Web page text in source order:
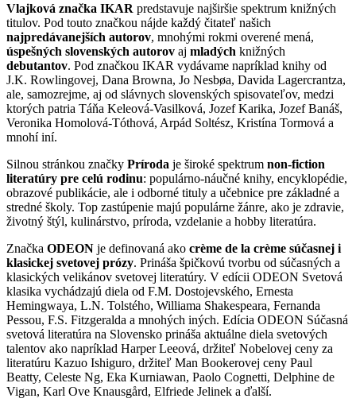
Vlajková značka IKAR predstavuje najširšie spektrum knižných
titulov. Pod touto značkou nájde každý čitateľ našich
najpredávanejších autorov, mnohými rokmi overené mená,
úspešných slovenských autorov aj mladých knižných
debutantov. Pod značkou IKAR vydávame napríklad knihy od
J.K. Rowlingovej, Dana Browna, Jo Nesbøa, Davida Lagercrantza,
ale, samozrejme, aj od slávnych slovenských spisovateľov, medzi
ktorých patria Táňa Keleová-Vasilková, Jozef Karika, Jozef Banáš,
Veronika Homolová-Tóthová, Arpád Soltész, Kristína Tormová a
mnohí iní.
Silnou stránkou značky Príroda je široké spektrum non-fiction
literatúry pre celú rodinu: populárno-náučné knihy, encyklopédie,
obrazové publikácie, ale i odborné tituly a učebnice pre základné a
stredné školy. Top zastúpenie majú populárne žánre, ako je zdravie,
životný štýl, kulinárstvo, príroda, vzdelanie a hobby literatúra.
Značka ODEON je definovaná ako crème de la crème súčasnej i
klasickej svetovej prózy. Prináša špičkovú tvorbu od súčasných a
klasických velikánov svetovej literatúry. V edícii ODEON Svetová
klasika vychádzajú diela od F.M. Dostojevského, Ernesta
Hemingwaya, L.N. Tolstého, Williama Shakespeara, Fernanda
Pessou, F.S. Fitzgeralda a mnohých iných. Edícia ODEON Súčasná
svetová literatúra na Slovensko prináša aktuálne diela svetových
talentov ako napríklad Harper Leeová, držiteľ Nobelovej ceny za
literatúru Kazuo Ishiguro, držiteľ Man Bookerovej ceny Paul
Beatty, Celeste Ng, Eka Kurniawan, Paolo Cognetti, Delphine de
Vigan, Karl Ove Knausgård, Elfriede Jelinek a ďalší.